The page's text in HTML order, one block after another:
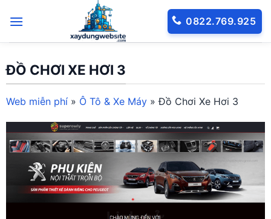
qua
0822.769.925
ĐỒ CHƠI XE HƠI 3
Web miễn phí » Ô Tô & Xe Máy »Đồ Chơi Xe Hơi 3